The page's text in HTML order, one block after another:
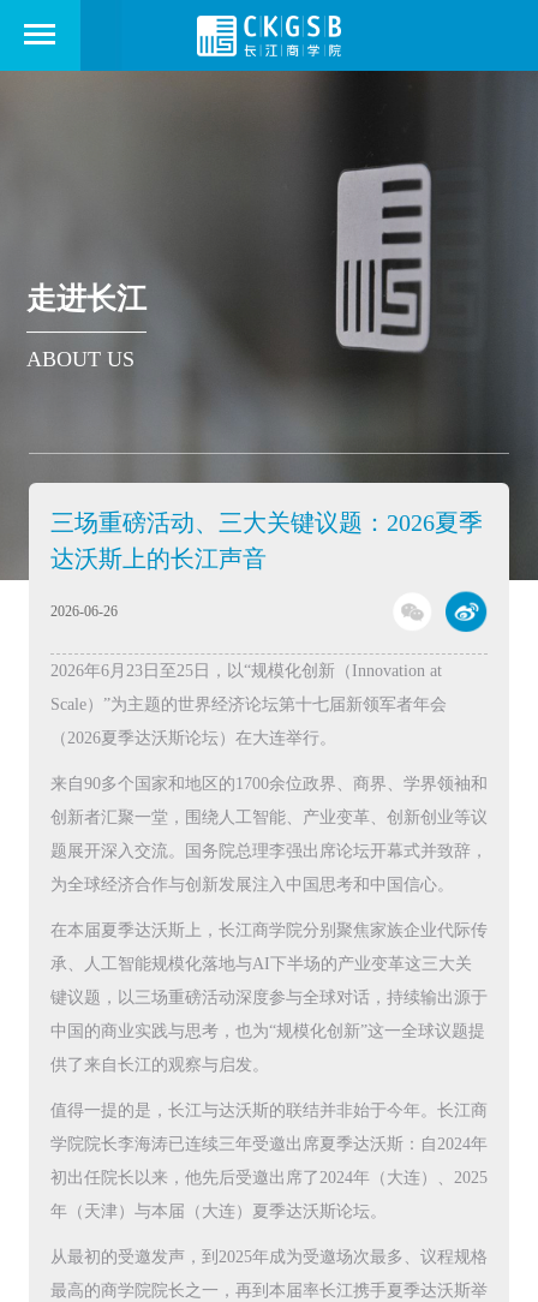
走进长江
ABOUT US
三场重磅活动、三大关键议题：2026夏季
达沃斯上的长江声音
2026-06-26
2026年6月23日至25日，以“规模化创新（Innovation at
Scale）”为主题的世界经济论坛第十七届新领军者年会
（2026夏季达沃斯论坛）在大连举行。
来自90多个国家和地区的1700余位政界、商界、学界领袖和
创新者汇聚一堂，围绕人工智能、产业变革、创新创业等议
题展开深入交流。国务院总理李强出席论坛开幕式并致辞，
为全球经济合作与创新发展注入中国思考和中国信心。
在本届夏季达沃斯上，长江商学院分别聚焦家族企业代际传
承、人工智能规模化落地与AI下半场的产业变革这三大关
键议题，以三场重磅活动深度参与全球对话，持续输出源于
中国的商业实践与思考，也为“规模化创新”这一全球议题提
供了来自长江的观察与启发。
值得一提的是，长江与达沃斯的联结并非始于今年。长江商
学院院长李海涛已连续三年受邀出席夏季达沃斯：自2024年
初出任院长以来，他先后受邀出席了2024年（大连）、2025
年（天津）与本届（大连）夏季达沃斯论坛。
从最初的受邀发声，到2025年成为受邀场次最多、议程规格
最高的商学院院长之一，再到本届率长江携手夏季达沃斯举